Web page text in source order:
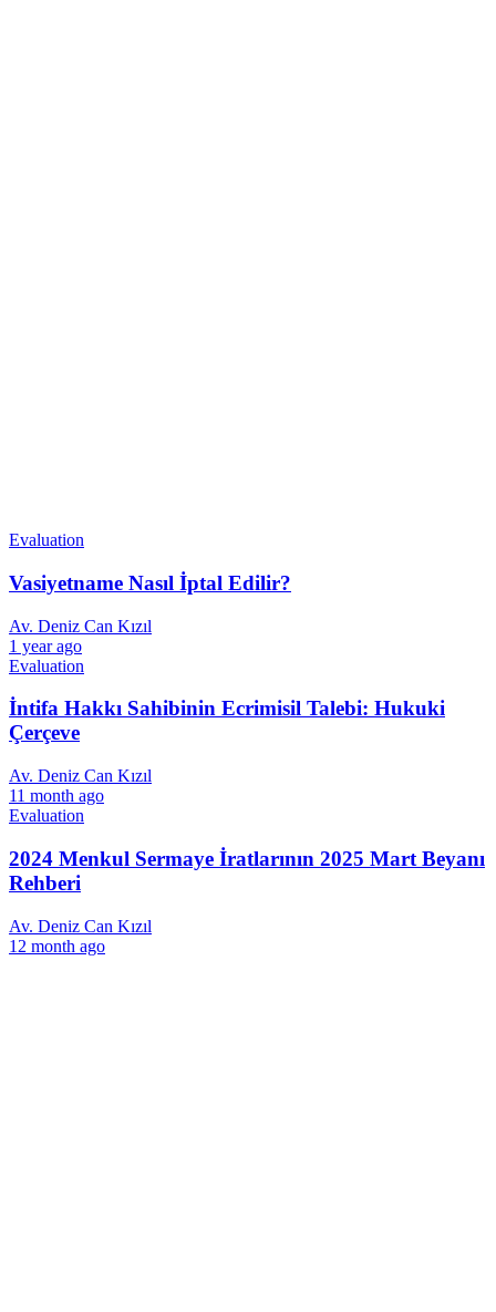
Evaluation
Vasiyetname Nasıl İptal Edilir?
Av. Deniz Can Kızıl
1 year ago
Evaluation
İntifa Hakkı Sahibinin Ecrimisil Talebi: Hukuki
Çerçeve
Av. Deniz Can Kızıl
11 month ago
Evaluation
2024 Menkul Sermaye İratlarının 2025 Mart Beyanı
Rehberi
Av. Deniz Can Kızıl
12 month ago